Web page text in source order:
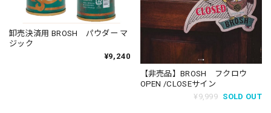
卸売決済用 BROSH パウダー マ
ジック
¥9,240
【非売品】BROSH フクロウ
OPEN /CLOSEサイン
¥9,999 SOLD OUT